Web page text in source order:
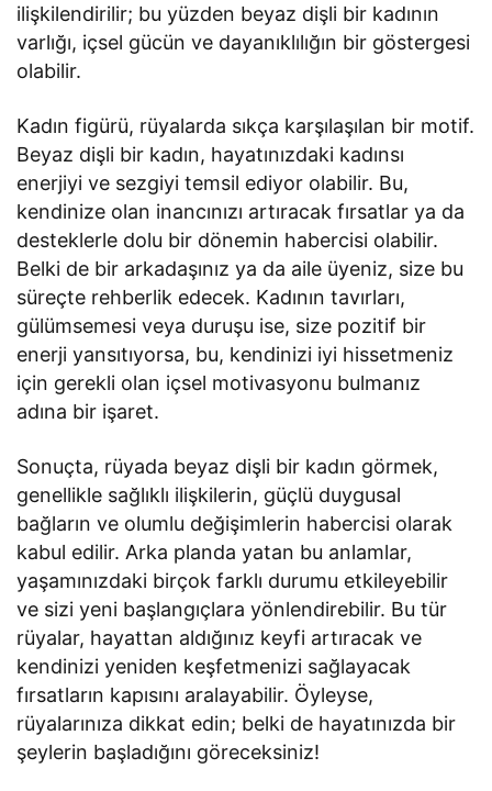
ilişkilendirilir; bu yüzden beyaz dişli bir kadının
varlığı, içsel gücün ve dayanıklılığın bir göstergesi
olabilir.
Kadın figürü, rüyalarda sıkça karşılaşılan bir motif.
Beyaz dişli bir kadın, hayatınızdaki kadınsı
enerjiyi ve sezgiyi temsil ediyor olabilir. Bu,
kendinize olan inancınızı artıracak fırsatlar ya da
desteklerle dolu bir dönemin habercisi olabilir.
Belki de bir arkadaşınız ya da aile üyeniz, size bu
süreçte rehberlik edecek. Kadının tavırları,
gülümsemesi veya duruşu ise, size pozitif bir
enerji yansıtıyorsa, bu, kendinizi iyi hissetmeniz
için gerekli olan içsel motivasyonu bulmanız
adına bir işaret.
Sonuçta, rüyada beyaz dişli bir kadın görmek,
genellikle sağlıklı ilişkilerin, güçlü duygusal
bağların ve olumlu değişimlerin habercisi olarak
kabul edilir. Arka planda yatan bu anlamlar,
yaşamınızdaki birçok farklı durumu etkileyebilir
ve sizi yeni başlangıçlara yönlendirebilir. Bu tür
rüyalar, hayattan aldığınız keyfi artıracak ve
kendinizi yeniden keşfetmenizi sağlayacak
fırsatların kapısını aralayabilir. Öyleyse,
rüyalarınıza dikkat edin; belki de hayatınızda bir
şeylerin başladığını göreceksiniz!